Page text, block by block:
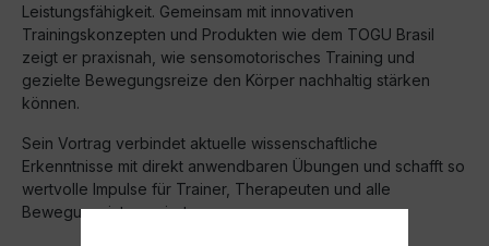
Leistungsfähigkeit. Gemeinsam mit innovativen
Trainingskonzepten und Produkten wie dem TOGU Brasil
zeigt er praxisnah, wie sensomotorisches Training und
gezielte Bewegungsreize den Körper nachhaltig stärken
können.
Sein Vortrag verbindet aktuelle wissenschaftliche
Erkenntnisse mit direkt anwendbaren Übungen und schafft so
wertvolle Impulse für Trainer, Therapeuten und alle
Bewegungsinteressierten.